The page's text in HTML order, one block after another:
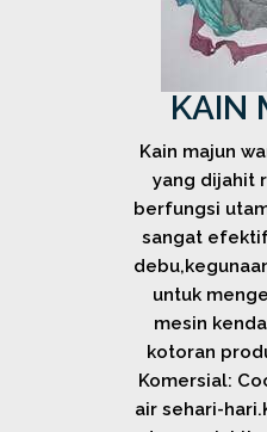
KAIN
Kain majun
yang dijahit
berfungsi
sangat
untuk
mesin
kotoran
Komersial:
air sehari-